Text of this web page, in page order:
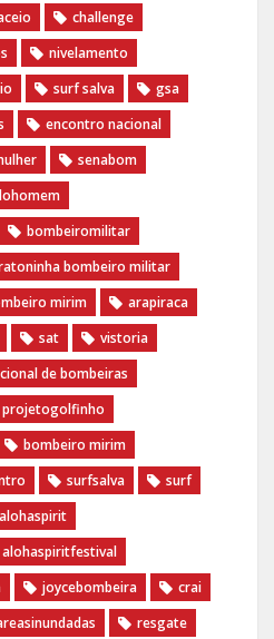
challenge
nivelamento
surf salva
gsa
encontro nacional
senabom
bombeiromilitar
bombeiro militar
mirim
arapiraca
sat
vistoria
de bombeiras
projetogolfinho
bombeiro mirim
surfsalva
surf
alohaspirit
alohaspiritfestival
joycebombeira
crai
resgate